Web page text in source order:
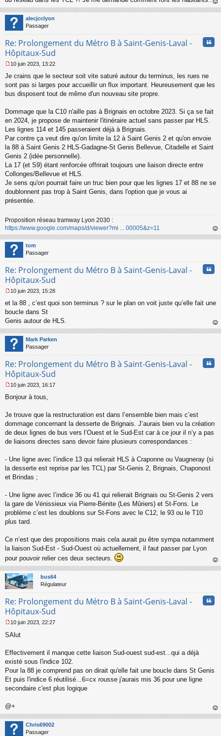
au
alecjcclyon
Passager
Re: Prolongement du Métro B à Saint-Genis-Laval -
Hôpitaux-Sud
e
s
s
e
n
o
n
u
10 juin 2023, 13:22
Je crains que le secteur soit vite saturé autour du terminus, les rues ne
sont pas si larges pour accueillir un flux important. Heureusement que les
bus disposent tout de même d'un nouveau site propre.
Dommage que la C10 n'aille pas à Brignais en octobre 2023. Si ça se fait
en 2024, je propose de maintenir l'itinéraire actuel sans passer par HLS.
Les lignes 114 et 145 passeraient déjà à Brignais.
Par contre ça veut dire qu'on limite la 12 à Saint Genis 2 et qu'on envoie
la 88 à Saint Genis 2 HLS-Gadagne-St Genis Bellevue, Citadelle et Saint
Genis 2 (idée personnelle).
La 17 (et S9) étant renforcée offrirait toujours une liaison directe entre
Collonges/Bellevue et HLS.
Je sens qu'on pourrait faire un truc bien pour que les lignes 17 et 88 ne se
doublonnent pas trop à Saint Genis, dans l'option que je vous ai
présentée.
Proposition réseau tramway Lyon 2030 :
https://www.google.com/maps/d/viewer?mi ... 00005&z=11
au
tom
Passager
Re: Prolongement du Métro B à Saint-Genis-Laval -
Hôpitaux-Sud
s
s
g
e
n
n
u
10 juin 2023, 15:28
et la 88 , c’est quoi son terminus ? sur le plan on voit juste qu’elle fait une
boucle dans St
Genis autour de HLS.
au
Mark Parken
Passager
Re: Prolongement du Métro B à Saint-Genis-Laval -
Hôpitaux-Sud
e
s
g
e
n
n
u
10 juin 2023, 16:17
Bonjour à tous,
Je trouve que la restructuration est dans l’ensemble bien mais c’est
dommage concernant la desserte de Brignais. J’aurais bien vu la création
de deux lignes de bus vers l’Ouest et le Sud-Est car à ce jour il n’y a pas
de liaisons directes sans devoir faire plusieurs correspondances :
- Une ligne avec l’indice 13 qui relierait HLS à Craponne ou Vaugneray (si
la desserte est reprise par les TCL) par St-Genis 2, Brignais, Chaponost
et Brindas ;
- Une ligne avec l’indice 36 ou 41 qui relierait Brignais ou St-Genis 2 vers
la gare de Vénissieux via Pierre-Bénite (Les Mûriers) et St-Fons. Le
problème c’est les doublons sur St-Fons avec le C12, le 93 ou le T10
plus tard.
Ce n’est que des propositions mais cela aurait pu être sympa notamment
la liaison Sud-Est - Sud-Ouest où actuellement, il faut passer par Lyon
pour pouvoir relier ces deux secteurs.
au
bus64
Régulateur
Re: Prolongement du Métro B à Saint-Genis-Laval -
Hôpitaux-Sud
e
s
g
e
n
o
u
10 juin 2023, 22:27
SAlut
Effectivement il manque cette liaison Sud-ouest sud-est...qui a déjà
existé sous l'indice 102.
Pour la 88 je comprend pas on dirait qu'elle fait une boucle dans St Genis
Et puis l'indice 6 réutilisé...6=cx rousse j'aurais mis 36 pour une ligne
secondaire c'est plus logique
@+
au
Chris69002
Passager